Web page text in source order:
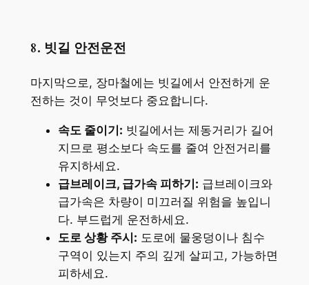
8. 빗길 안전운전
마지막으로, 장마철에는 빗길에서 안전하게 운
전하는 것이 무엇보다 중요합니다.
속도 줄이기: 빗길에서는 제동거리가 길어
지므로 평소보다 속도를 줄여 안전거리를
유지하세요.
급브레이크, 급가속 피하기: 급브레이크와
급가속은 차량이 미끄러질 위험을 높입니
다. 부드럽게 운전하세요.
도로 상황 주시: 도로에 물웅덩이나 침수
구역이 있는지 주의 깊게 살피고, 가능하면
피하세요.